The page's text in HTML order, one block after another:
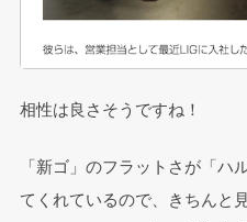
相性は良さそうですね！
「新ゴ」のフラットさが「ハ
てくれているので、きちんと